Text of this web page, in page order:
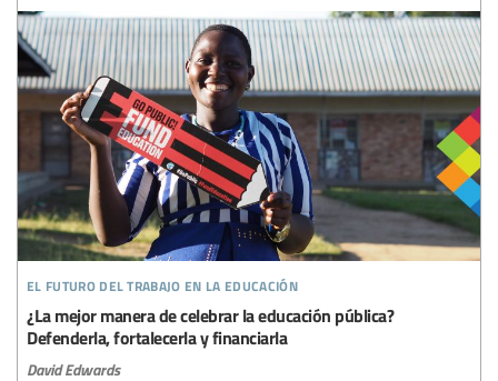
el futuro del trabajo en la educación
¿La mejor manera de celebrar la educación pública?
Defenderla, fortalecerla y financiarla
David Edwards